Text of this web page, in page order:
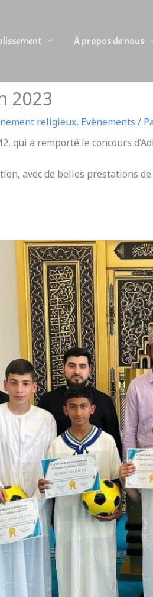
À propos de nous
2023
religieux, Evènements /
qui a remporté le concours
avec de belles prestations